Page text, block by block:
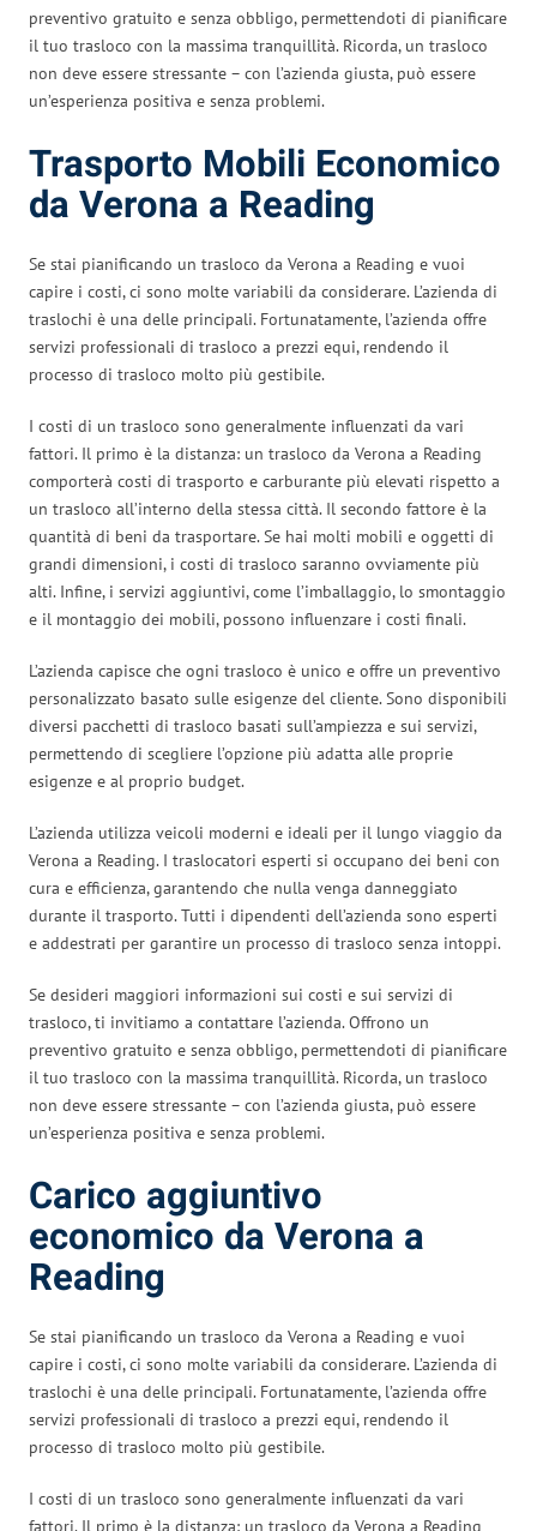
preventivo gratuito e senza obbligo, permettendoti di pianificare
il tuo trasloco con la massima tranquillità. Ricorda, un trasloco
non deve essere stressante – con l’azienda giusta, può essere
un’esperienza positiva e senza problemi.
Trasporto Mobili Economico
da Verona a Reading
Se stai pianificando un trasloco da Verona a Reading e vuoi
capire i costi, ci sono molte variabili da considerare. L’azienda di
traslochi è una delle principali. Fortunatamente, l’azienda offre
servizi professionali di trasloco a prezzi equi, rendendo il
processo di trasloco molto più gestibile.
I costi di un trasloco sono generalmente influenzati da vari
fattori. Il primo è la distanza: un trasloco da Verona a Reading
comporterà costi di trasporto e carburante più elevati rispetto a
un trasloco all’interno della stessa città. Il secondo fattore è la
quantità di beni da trasportare. Se hai molti mobili e oggetti di
grandi dimensioni, i costi di trasloco saranno ovviamente più
alti. Infine, i servizi aggiuntivi, come l’imballaggio, lo smontaggio
e il montaggio dei mobili, possono influenzare i costi finali.
L’azienda capisce che ogni trasloco è unico e offre un preventivo
personalizzato basato sulle esigenze del cliente. Sono disponibili
diversi pacchetti di trasloco basati sull’ampiezza e sui servizi,
permettendo di scegliere l’opzione più adatta alle proprie
esigenze e al proprio budget.
L’azienda utilizza veicoli moderni e ideali per il lungo viaggio da
Verona a Reading. I traslocatori esperti si occupano dei beni con
cura e efficienza, garantendo che nulla venga danneggiato
durante il trasporto. Tutti i dipendenti dell’azienda sono esperti
e addestrati per garantire un processo di trasloco senza intoppi.
Se desideri maggiori informazioni sui costi e sui servizi di
trasloco, ti invitiamo a contattare l’azienda. Offrono un
preventivo gratuito e senza obbligo, permettendoti di pianificare
il tuo trasloco con la massima tranquillità. Ricorda, un trasloco
non deve essere stressante – con l’azienda giusta, può essere
un’esperienza positiva e senza problemi.
Carico aggiuntivo
economico da Verona a
Reading
Se stai pianificando un trasloco da Verona a Reading e vuoi
capire i costi, ci sono molte variabili da considerare. L’azienda di
traslochi è una delle principali. Fortunatamente, l’azienda offre
servizi professionali di trasloco a prezzi equi, rendendo il
processo di trasloco molto più gestibile.
I costi di un trasloco sono generalmente influenzati da vari
fattori. Il primo è la distanza: un trasloco da Verona a Reading